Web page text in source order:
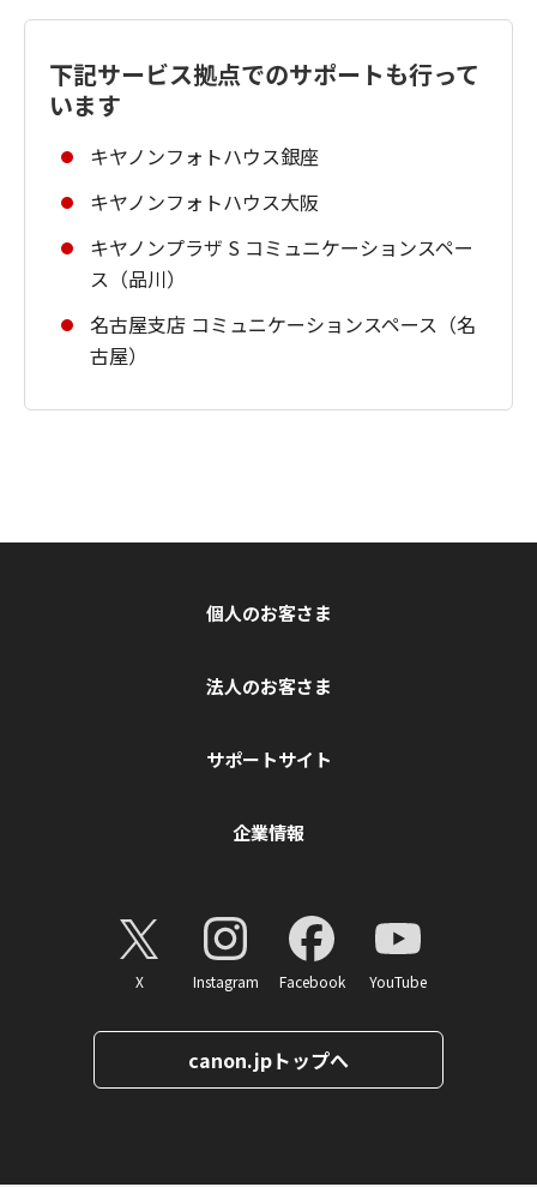
下記サービス拠点でのサポートも行って
います
キヤノンフォトハウス銀座
キヤノンフォトハウス大阪
キヤノンプラザ S コミュニケーションスペー
ス（品川）
名古屋支店 コミュニケーションスペース（名
古屋）
個人のお客さま
法人のお客さま
サポートサイト
企業情報
X Instagram Facebook YouTube
canon.jpトップへ